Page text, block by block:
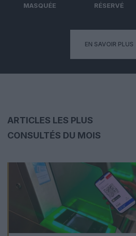
MASQUÉE
RÉSERVÉ
EN SAVOIR PLUS
ARTICLES LES PLUS
CONSULTÉS DU MOIS